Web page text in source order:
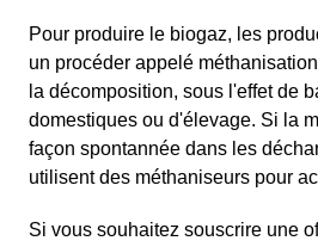
Pour produire le biogaz, les
un procéder appelé
la décomposition, sous l'effet de
domestiques ou d'élevage. Si la
façon spontannée dans les
utilisent des méthaniseurs pour
Si vous souhaitez souscrire une